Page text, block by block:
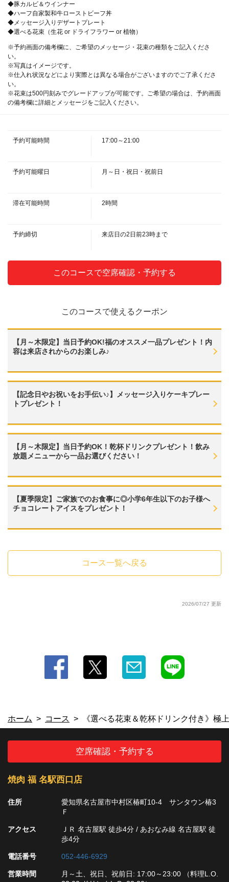
◆豚カルビ＆ウインナー
◆ハーフ自家製和牛ローストビーフ丼
◆メッセージ入りデザートプレート
◆選べる花束（生花 or ドライフラワー or 植物）
※予約画面の備考欄に、ご希望のメッセージ・花束の種類をご記入くださ
い。
※写真はイメージです。
※仕入れ状況などにより実際とは異なる場合がございますのでご了承くださ
い。
※花束は500円刻みでグレードアップが可能です。ご希望の場合は、予約画面
の備考欄に詳細とメッセージをご記入ください。
予約可能時間 17:00～21:00
予約可能曜日 月～日・祝日・祝前日
滞在可能時間 2時間
予約締切 来店日の2日前23時まで
このコースで空席確認・予約する
このコースで使えるクーポン
【月～木限定】当日予約OK!福のオススメ一品プレゼント！内
容は来店されからのお楽しみ♪
【記念日やお祝いをお手伝い♪】メッセージ入りケーキプレー
トプレゼント！
【月～木限定】当日予約OK！乾杯ドリンクプレゼント！飲み
放題メニューから一品お選びください！
【夏季限定】ご家族でのお食事に◎小学6年生以下のお子様へ
チョコレートアイスをプレゼント！
コース一覧へ戻る
2026/07/27 更新
この店舗情報をシェアする
ジ入りプレートでお祝い『記念日コース』 | 焼肉 福 名駅西
https://yakinikufuku.owst.jp/courses/219041181
お店情報をコピー
ホーム コース 《選べる花束＆乾杯ドリンク付き》極
空席確認・予約する
焼肉 福 名駅西口店
住所
愛知県名古屋市中村区椿町10-4 サンタウン椿3
Ｆ
アクセス
ＪＲ 名古屋駅 徒歩4分 / あおなみ線 名古屋駅 徒
歩4分
電話番号 052-446-6929
営業時間
月～土、祝日、祝前日: 17:00～23:00 （料理L.O.